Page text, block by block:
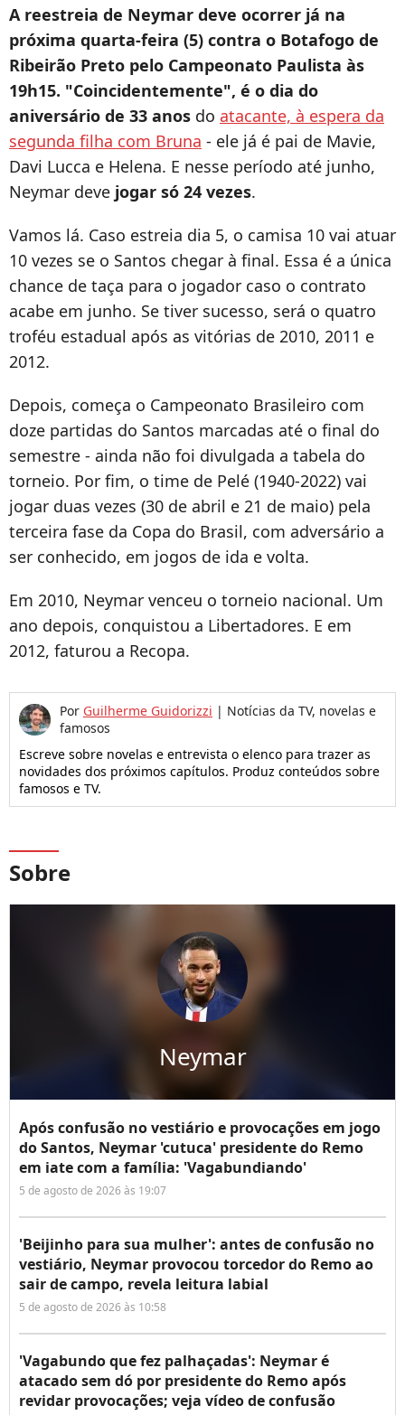
A reestreia de Neymar deve ocorrer já na
próxima quarta-feira (5) contra o Botafogo de
Ribeirão Preto pelo Campeonato Paulista às
19h15. "Coincidentemente", é o dia do
aniversário de 33 anos do atacante, à espera da
segunda filha com Bruna - ele já é pai de Mavie,
Davi Lucca e Helena. E nesse período até junho,
Neymar deve jogar só 24 vezes.
Vamos lá. Caso estreia dia 5, o camisa 10 vai atuar
10 vezes se o Santos chegar à final. Essa é a única
chance de taça para o jogador caso o contrato
acabe em junho. Se tiver sucesso, será o quatro
troféu estadual após as vitórias de 2010, 2011 e
2012.
Depois, começa o Campeonato Brasileiro com
doze partidas do Santos marcadas até o final do
semestre - ainda não foi divulgada a tabela do
torneio. Por fim, o time de Pelé (1940-2022) vai
jogar duas vezes (30 de abril e 21 de maio) pela
terceira fase da Copa do Brasil, com adversário a
ser conhecido, em jogos de ida e volta.
Em 2010, Neymar venceu o torneio nacional. Um
ano depois, conquistou a Libertadores. E em
2012, faturou a Recopa.
Por Guilherme Guidorizzi | Notícias da TV, novelas e
famosos
Escreve sobre novelas e entrevista o elenco para trazer as
novidades dos próximos capítulos. Produz conteúdos sobre
famosos e TV.
Sobre
Neymar
Após confusão no vestiário e provocações em jogo
do Santos, Neymar 'cutuca' presidente do Remo
em iate com a família: 'Vagabundiando'
5 de agosto de 2026 às 19:07
'Beijinho para sua mulher': antes de confusão no
vestiário, Neymar provocou torcedor do Remo ao
sair de campo, revela leitura labial
5 de agosto de 2026 às 10:58
'Vagabundo que fez palhaçadas': Neymar é
atacado sem dó por presidente do Remo após
revidar provocações; veja vídeo de confusão